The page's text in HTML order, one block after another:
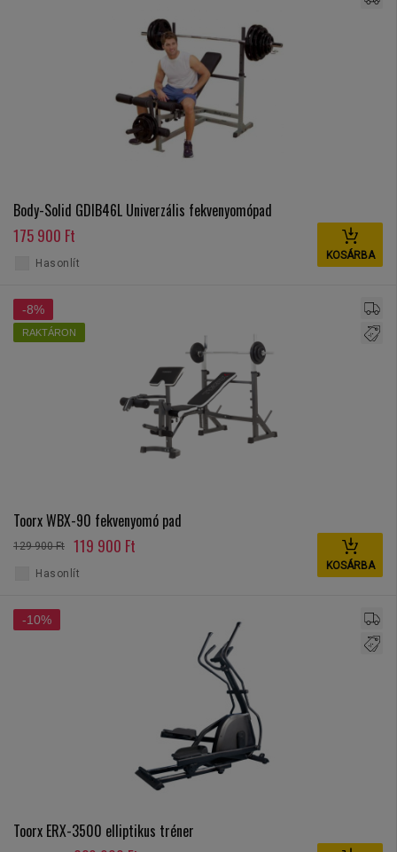
Body-Solid GDIB46L Univerzális fekvenyomópad
175 900 Ft
KOSÁRBA
Hasonlít
-8%
RAKTÁRON
Toorx WBX-90 fekvenyomó pad
129 900 Ft 119 900 Ft
KOSÁRBA
Hasonlít
-10%
Toorx ERX-3500 elliptikus tréner